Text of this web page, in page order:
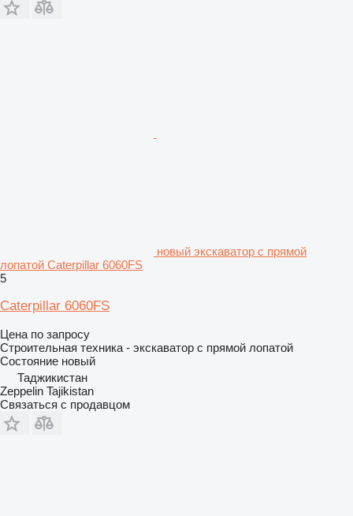
новый экскаватор с прямой
лопатой Caterpillar 6060FS
5
Caterpillar 6060FS
Цена по запросу
Строительная техника - экскаватор с прямой лопатой
Состояние новый
Таджикистан
Zeppelin Tajikistan
Связаться с продавцом